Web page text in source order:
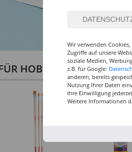
HOBBY & KUNST
Wir verwenden
Zugriffe auf unsere
soziale Medien,
z.B. für Google:
anderen, bereits
Nutzung Ihrer Daten
Ihre Einwilligung
Weitere Informationen